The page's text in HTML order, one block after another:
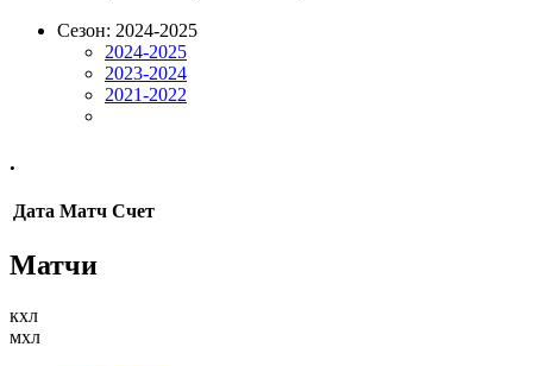
Сезон: 2024-2025
2024-2025
2023-2024
2021-2022
.
Дата Матч Счет
Матчи
кхл
мхл